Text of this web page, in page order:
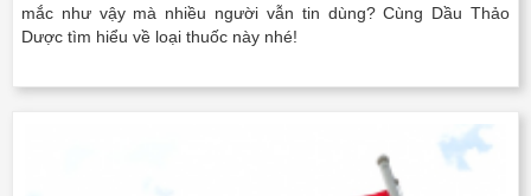
mắc như vậy mà nhiều người vẫn tin dùng? Cùng Dầu Thảo
Dược tìm hiểu về loại thuốc này nhé!